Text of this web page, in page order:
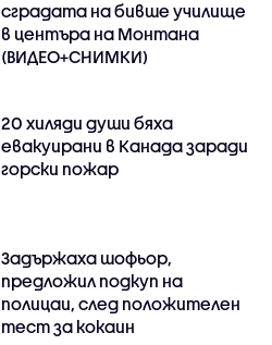
сградата на бивше училище
в центъра на Монтана
(ВИДЕО+СНИМКИ)
20 хиляди души бяха
евакуирани в Канада заради
горски пожар
Задържаха шофьор,
предложил подкуп на
полицаи, след положителен
тест за кокаин